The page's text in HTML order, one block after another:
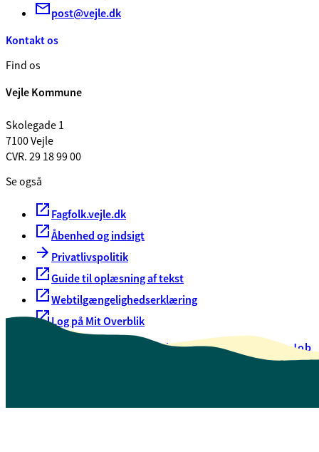
post@vejle.dk
Kontakt os
Find os
Vejle Kommune
Skolegade 1
7100 Vejle
CVR. 29 18 99 00
Se også
Fagfolk.vejle.dk
Åbenhed og indsigt
Privatlivspolitik
Guide til oplæsning af tekst
Webtilgængelighedserklæring
Log på Mit Overblik
Oversigt over selvbetjeningJob